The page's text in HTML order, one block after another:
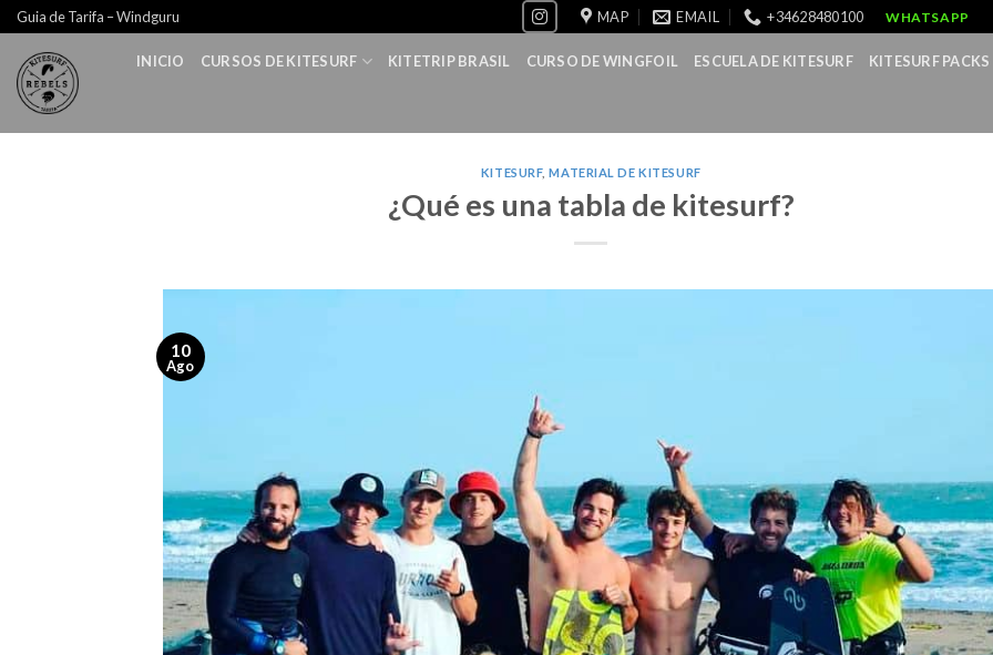
Skip
to
content
Guia de Tarifa – Windguru MAP EMAIL +34628480100 WHATSAPP
INICIO CURSOS DE KITESURF KITETRIP BRASIL CURSO DE WINGFOIL ESCUELA DE KITESURF KITESURF PACKS
KITESURF,MATERIAL DE KITESURF
¿Qué es una tabla de kitesurf?
10
Ago